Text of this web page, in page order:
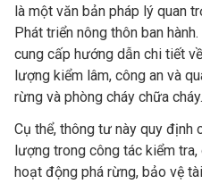
là một văn bản pháp lý quan
Phát triển nông thôn ban
cung cấp hướng dẫn chi tiết
lượng kiểm lâm, công an và
rừng và phòng cháy chữa cháy.
Cụ thể, thông tư này quy định
lượng trong công tác kiểm
hoạt động phá rừng, bảo vệ